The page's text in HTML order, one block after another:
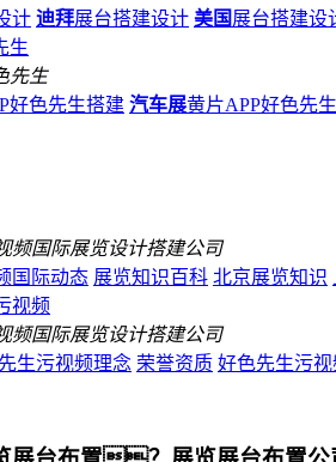
计 迪拜展台搭建设计 美国 展台搭建设
生
好色先生搭建 汽车展黄片APP好色先
国际动态 展览知识百科 北京展览知识
视频
生污视频理念 荣誉资质 好色先生污视